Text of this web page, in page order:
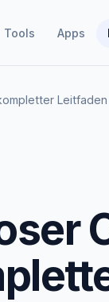
Tools Apps
Leitfaden